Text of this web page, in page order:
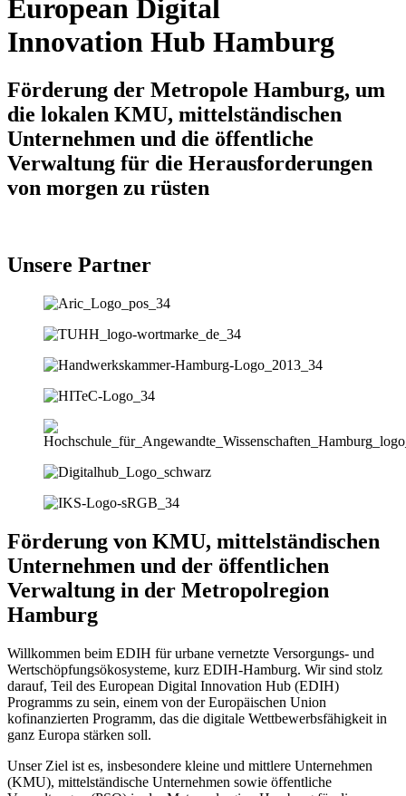
European Digital
Innovation Hub Hamburg
Förderung der Metropole Hamburg, um
die lokalen KMU, mittelständischen
Unternehmen und die öffentliche
Verwaltung für die Herausforderungen
von morgen zu rüsten
Unsere Partner
Förderung von KMU, mittelständischen
Unternehmen und der öffentlichen
Verwaltung in der Metropolregion
Hamburg
Willkommen beim EDIH für urbane vernetzte Versorgungs- und
Wertschöpfungsökosysteme, kurz EDIH-Hamburg. Wir sind stolz
darauf, Teil des European Digital Innovation Hub (EDIH)
Programms zu sein, einem von der Europäischen Union
kofinanzierten Programm, das die digitale Wettbewerbsfähigkeit in
ganz Europa stärken soll.
Unser Ziel ist es, insbesondere kleine und mittlere Unternehmen
(KMU), mittelständische Unternehmen sowie öffentliche